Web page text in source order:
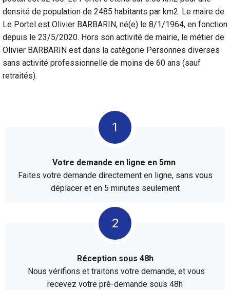
densité de population de 2485 habitants par km2. Le maire de
Le Portel est Olivier BARBARIN, né(e) le 8/1/1964, en fonction
depuis le 23/5/2020. Hors son activité de mairie, le métier de
Olivier BARBARIN est dans la catégorie Personnes diverses
sans activité professionnelle de moins de 60 ans (sauf
retraités).
Votre demande en ligne en 5mn
Faites votre demande directement en ligne, sans vous
déplacer et en 5 minutes seulement
Réception sous 48h
Nous vérifions et traitons votre demande, et vous
recevez votre pré-demande sous 48h